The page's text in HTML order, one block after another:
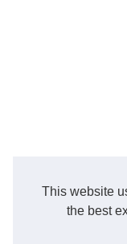
This website
the best